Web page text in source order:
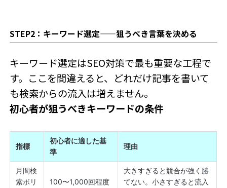
STEP2：キーワード選定——狙うべき言葉を決める
キーワード選定はSEO対策で最も重要な工程で
す。ここを間違えると、どれだけ記事を書いて
も検索からの流入は増えません。
初心者が狙うべきキーワードの条件
指標
初心者に適した基
準
理由
月間検
索ボリ
100〜1,000回程度
大きすぎると競合が強く勝
てない。小さすぎると流入